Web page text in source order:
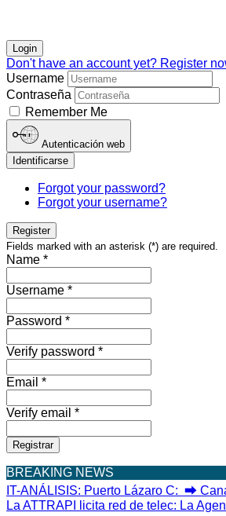
Login
Don't have an account yet? Register
Username
Contraseña
Remember Me
Autenticación web
Identificarse
Forgot your password?
Forgot your username?
Register
Fields marked with an asterisk (*) are required.
Name *
Username *
Password *
Verify password *
Email *
Verify email *
Registrar
BREAKING NEWS
IT-ANÁLISIS: Puerto Lázaro C: ⮕
La ATTRAPI licita red de telec: La